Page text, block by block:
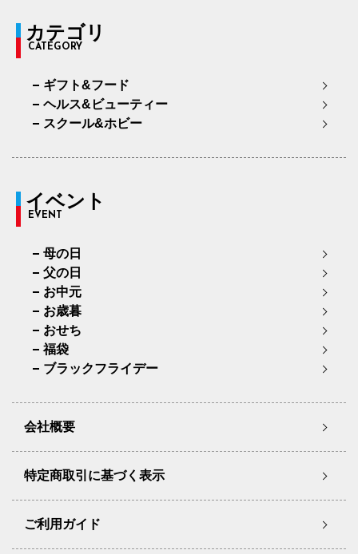
カテゴリ
CATEGORY
ギフト&フード
ヘルス&ビューティー
スクール&ホビー
イベント
EVENT
母の日
父の日
お中元
お歳暮
おせち
福袋
ブラックフライデー
会社概要
特定商取引に基づく表示
ご利用ガイド